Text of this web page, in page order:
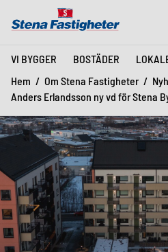
VI BYGGER BOSTÄDER
Hem Om Stena Fastigheter
Anders Erlandsson ny vd för Stena